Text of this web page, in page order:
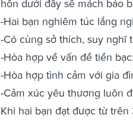
hôn dưới đây sẽ mách bảo
-Hai bạn nghiêm túc lắng
-Có cùng sở thích, suy nghĩ
-Hòa hợp về vấn đề tiền
-Hòa hợp tình cảm với gia
-Cảm xúc yêu thương luôn
Khi hai bạn đạt được từ